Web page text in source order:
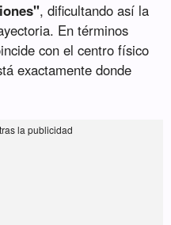
, dificultando así la
En términos
con el centro físico
exactamente donde